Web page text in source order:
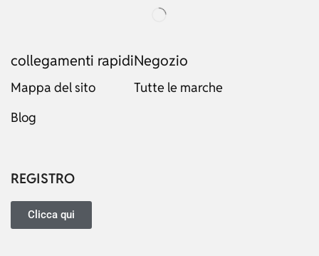
collegamenti rapidi
Mappa del sito
Blog
Negozio
Tutte le marche
REGISTRO
Clicca qui